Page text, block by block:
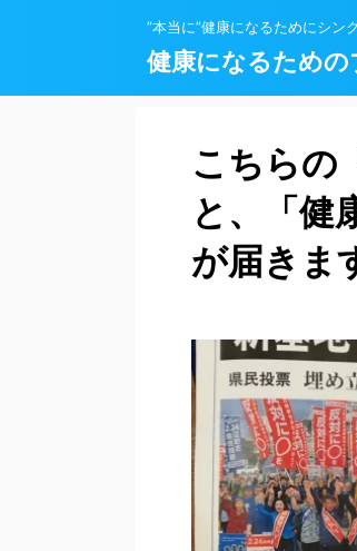
”本当に”健康になるためにシン
健康になるための
こちらの
と、「健
が届きま